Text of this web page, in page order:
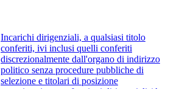
Incarichi dirigenziali, a qualsiasi titolo
conferiti, ivi inclusi quelli conferiti
discrezionalmente dall'organo di indirizzo
politico senza procedure pubbliche di
selezione e titolari di posizione